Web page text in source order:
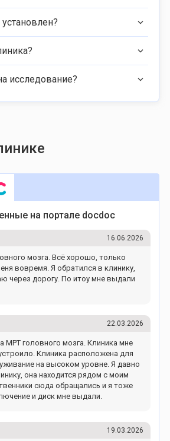
исследование?
на портале docdoc
16.06.2026
мозга. Всё хорошо, только
вовремя. Я обратился в клинику,
через дорогу. По итоу мне выдали
22.03.2026
МРТ головного мозга. Клиника мне
Клиника расположена для
на высоком уровне. Я давно
она находится рядом с моим
сюда обращались и я тоже
и диск мне выдали.
19.03.2026